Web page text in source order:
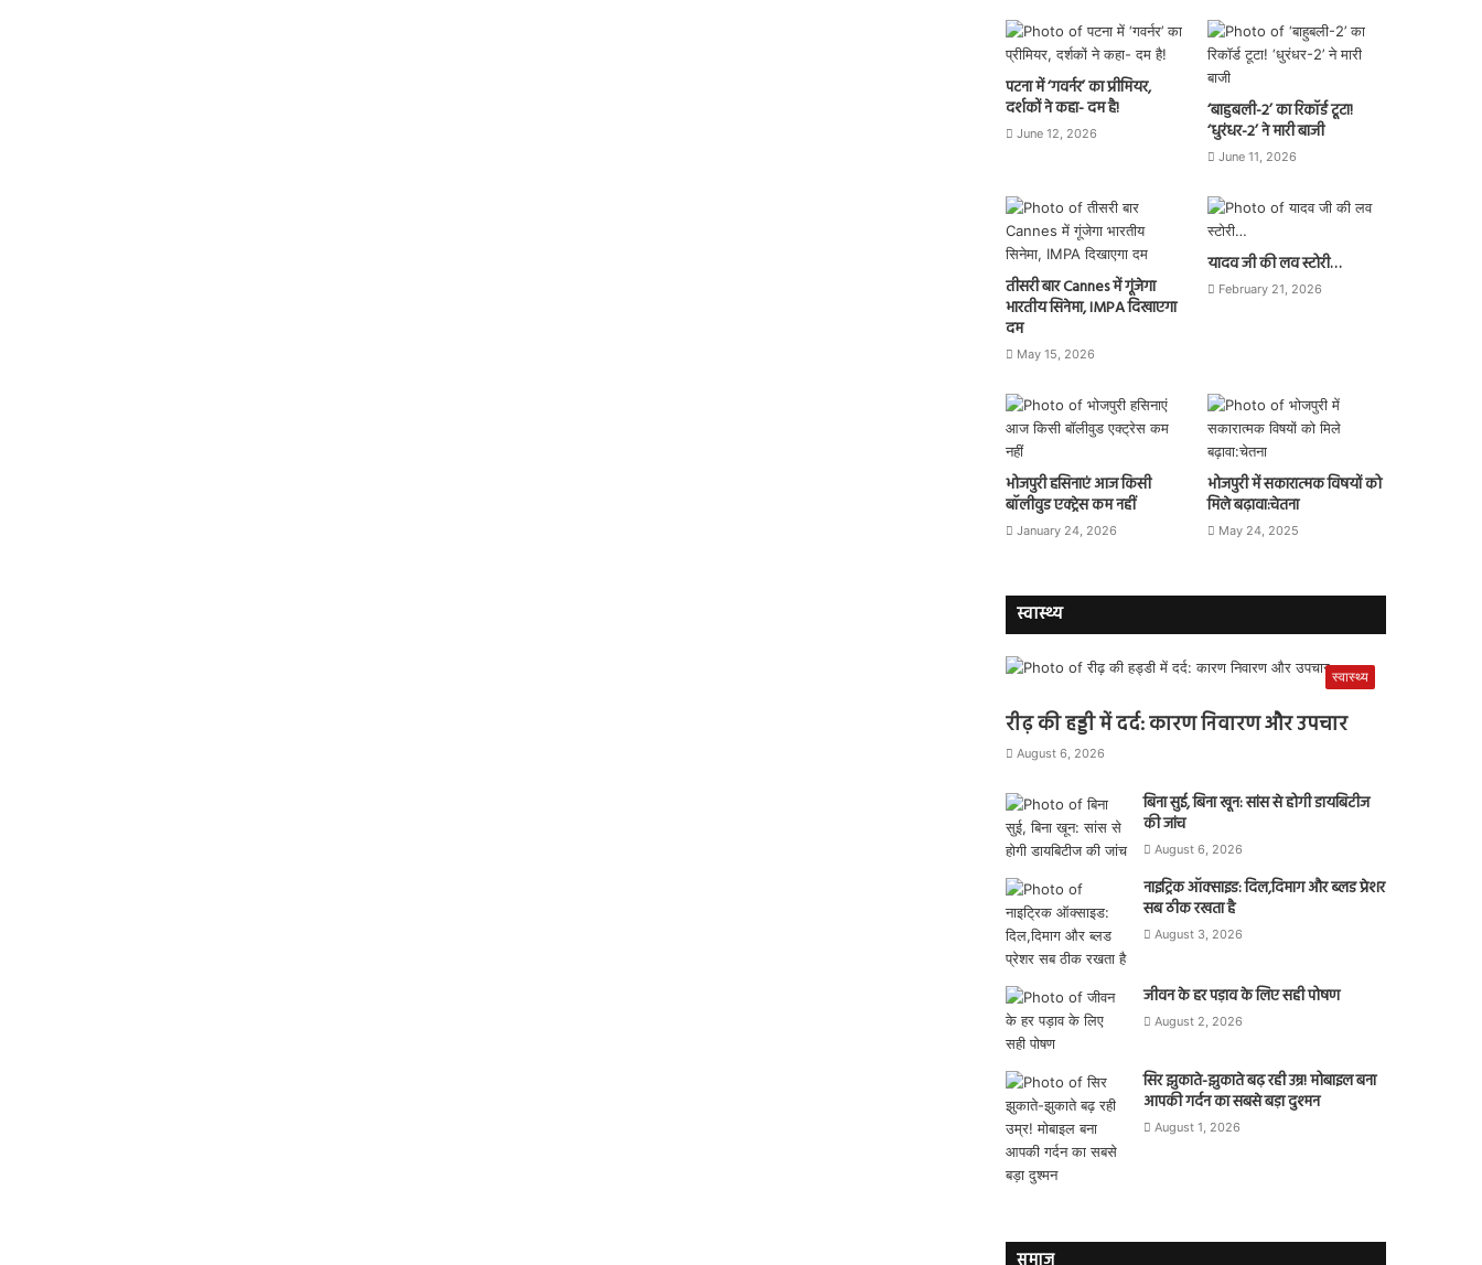
पटना में ‘गवर्नर’ का प्रीमियर,
दर्शकों ने कहा- दम है!
June 12, 2026
‘बाहुबली-2’ का रिकॉर्ड टूटा!
‘धुरंधर-2’ ने मारी बाजी
June 11, 2026
तीसरी बार Cannes में गूंजेगा
भारतीय सिनेमा, IMPA दिखाएगा
दम
May 15, 2026
यादव जी की लव स्टोरी…
February 21, 2026
भोजपुरी हसिनाएं आज किसी
बॉलीवुड एक्ट्रेस कम नहीं
January 24, 2026
भोजपुरी में सकारात्मक विषयों को
मिले बढ़ावा:चेतना
May 24, 2025
स्वास्थ्य
स्वास्थ्य
रीढ़ की हड्डी में दर्द: कारण निवारण और उपचार
August 6, 2026
बिना सुई, बिना खून: सांस से होगी डायबिटीज
की जांच
August 6, 2026
नाइट्रिक ऑक्साइड: दिल,दिमाग और ब्लड प्रेशर
सब ठीक रखता है
August 3, 2026
जीवन के हर पड़ाव के लिए सही पोषण
August 2, 2026
सिर झुकाते-झुकाते बढ़ रही उम्र! मोबाइल बना
आपकी गर्दन का सबसे बड़ा दुश्मन
August 1, 2026